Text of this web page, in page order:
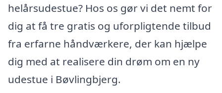
helårsudestue? Hos os gør vi det nemt for
dig at få tre gratis og uforpligtende tilbud
fra erfarne håndværkere, der kan hjælpe
dig med at realisere din drøm om en ny
udestue i Bøvlingbjerg.